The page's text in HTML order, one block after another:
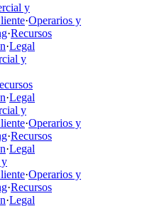
y
·Operarios y
·Recursos
·Legal
y
·Legal
y
·Operarios y
·Recursos
·Legal
y
·Operarios y
·Recursos
·Legal